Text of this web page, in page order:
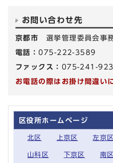
お問い合わせ先
京都市 選挙管理委員会事
電話：075-222-3589
ファックス： 075-241-
お電話の際はお掛け間違い
区役所ホームページ
北区 上京区 左京区
山科区 下京区 南区